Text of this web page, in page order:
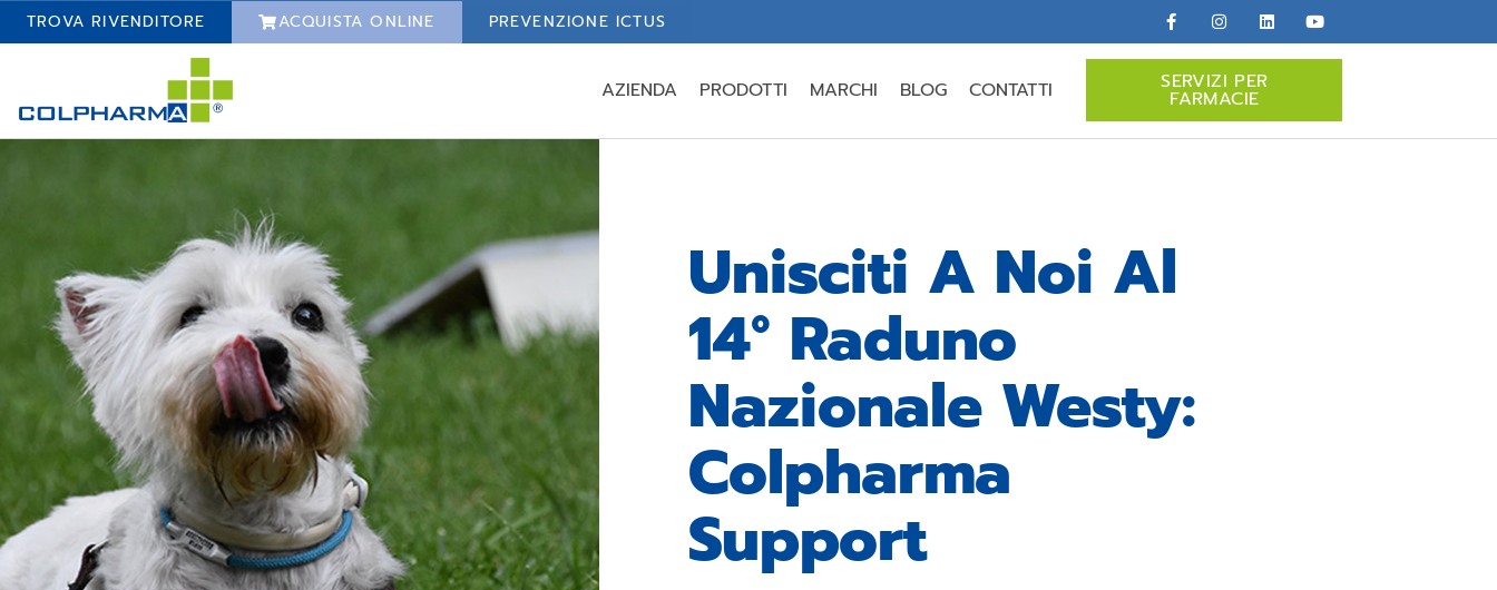
TROVA RIVENDITORE ACQUISTA ONLINE PREVENZIONE ICTUS
AZIENDA PRODOTTI MARCHI BLOG CONTATTI SERVIZI PER
FARMACIE
Unisciti A Noi Al
14° Raduno
Nazionale Westy:
Colpharma
Support